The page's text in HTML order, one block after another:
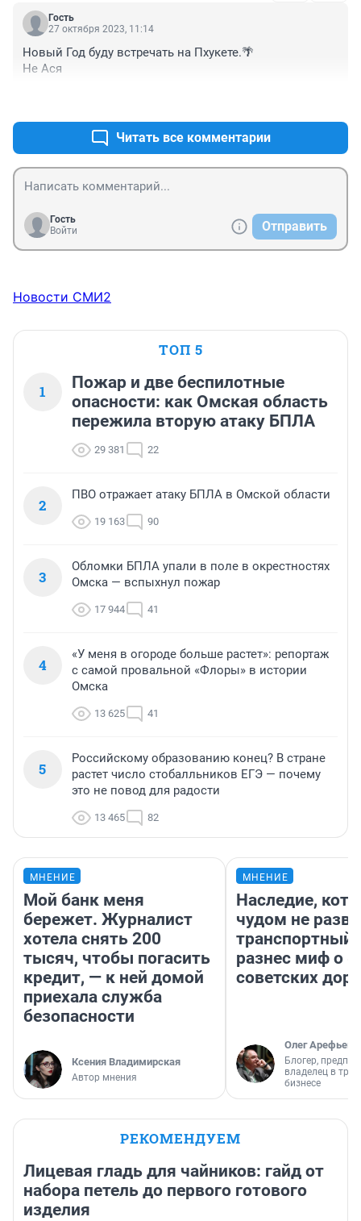
Гость
27 октября 2023, 11:14
Новый Год буду встречать на Пхукете.🌴
Не Ася
Читать все комментарии
Гость
Войти
Отправить
Новости СМИ2
ТОП 5
1
Пожар и две беспилотные
опасности: как Омская область
пережила вторую атаку БПЛА
29 381 22
2
ПВО отражает атаку БПЛА в Омской области
19 163 90
3
Обломки БПЛА упали в поле в окрестностях
Омска — вспыхнул пожар
17 944 41
4
«У меня в огороде больше растет»: репортаж
с самой провальной «Флоры» в истории
Омска
13 625 41
5
Российскому образованию конец? В стране
растет число стобалльников ЕГЭ — почему
это не повод для радости
13 465 82
МНЕНИЕ
Мой банк меня
бережет. Журналист
хотела снять 200
тысяч, чтобы погасить
кредит, — к ней домой
приехала служба
безопасности
Ксения Владимирская
Автор мнения
МНЕНИЕ
Наследие,
чудом не
транспортный
разнес миф о
советских
Олег Арефьев
Блогер,
владелец в
бизнесе
РЕКОМЕНДУЕМ
Лицевая гладь для чайников: гайд от
набора петель до первого готового
изделия